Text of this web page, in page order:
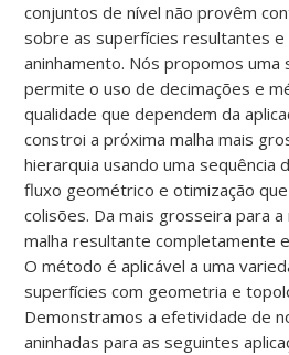
conjuntos de nível não provêm
sobre as superfícies resultantes e
aninhamento. Nós propomos uma
permite o uso de decimações e
qualidade que dependem da
constroi a próxima malha mais
hierarquia usando uma sequência
fluxo geométrico e otimização
colisões. Da mais grosseira para a
malha resultante completamente
O método é aplicável a uma
superfícies com geometria e
Demonstramos a efetividade de
aninhadas para as seguintes